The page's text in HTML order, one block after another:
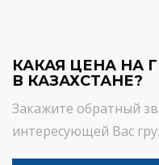
КАКАЯ ЦЕНА НА
В КАЗАХСТАНЕ?
Закажите обратный
интересующей Вас